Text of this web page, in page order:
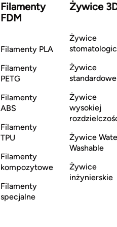
Filamenty
FDM
Filamenty PLA
Filamenty
PETG
Filamenty
ABS
Filamenty
TPU
Filamenty
kompozytowe
Filamenty
specjalne
Żywice
Żywice
Żywice
standardowe
Żywice
wysokiej
Żywice
Washable
Żywice
inżynierskie